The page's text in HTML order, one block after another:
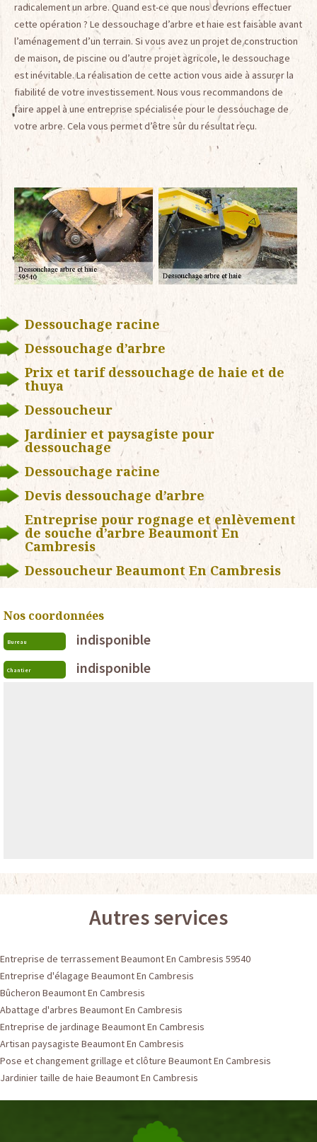
radicalement un arbre. Quand est-ce que nous devrions effectuer
cette opération ? Le dessouchage d’arbre et haie est faisable avant
l’aménagement d’un terrain. Si vous avez un projet de construction
de maison, de piscine ou d’autre projet agricole, le dessouchage
est inévitable. La réalisation de cette action vous aide à assurer la
fiabilité de votre investissement. Nous vous recommandons de
faire appel à une entreprise spécialisée pour le dessouchage de
votre arbre. Cela vous permet d’être sûr du résultat reçu.
Dessouchage racine
Dessouchage d’arbre
Prix et tarif dessouchage de haie et de
thuya
Dessoucheur
Jardinier et paysagiste pour
dessouchage
Dessouchage racine
Devis dessouchage d’arbre
Entreprise pour rognage et enlèvement
de souche d’arbre Beaumont En
Cambresis
Dessoucheur Beaumont En Cambresis
Nos coordonnées
Bureau indisponible
Chantier indisponible
Autres services
Entreprise de terrassement Beaumont En Cambresis 59540
Entreprise d'élagage Beaumont En Cambresis
Bûcheron Beaumont En Cambresis
Abattage d'arbres Beaumont En Cambresis
Entreprise de jardinage Beaumont En Cambresis
Artisan paysagiste Beaumont En Cambresis
Pose et changement grillage et clôture Beaumont En Cambresis
Jardinier taille de haie Beaumont En Cambresis